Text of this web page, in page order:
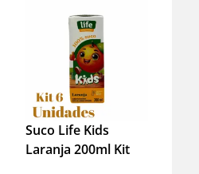
Suco Life Kids
Laranja 200ml Kit